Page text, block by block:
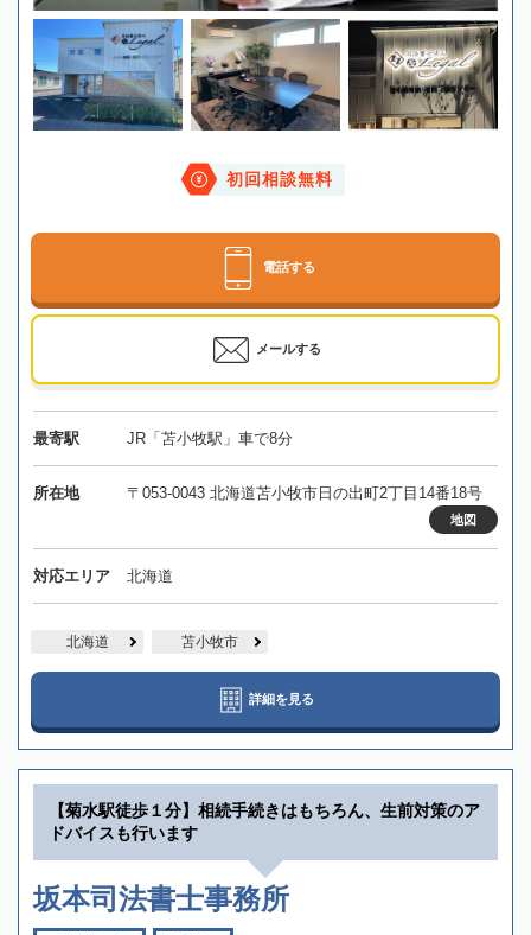
初回相談無料
電話する
メールする
最寄駅 JR「苫小牧駅」車で8分
所在地 〒053-0043 北海道苫小牧市日の出町2丁目14番18号
地図
対応エリア 北海道
北海道 苫小牧市
詳細を見る
【菊水駅徒歩１分】相続手続きはもちろん、生前対策のア
ドバイスも行います
坂本司法書士事務所